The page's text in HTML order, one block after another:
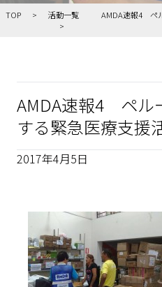
TOP 活動一覧 AMDA速報4 ペ
AMDA速報4 ペル
する緊急医療支援
2017年4月5日